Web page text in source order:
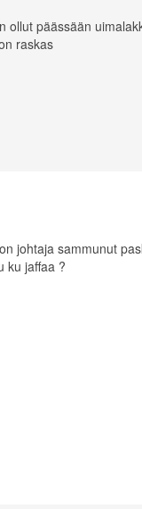
ollut päässään
raskas
johtaja sammunut
ku jaffaa ?